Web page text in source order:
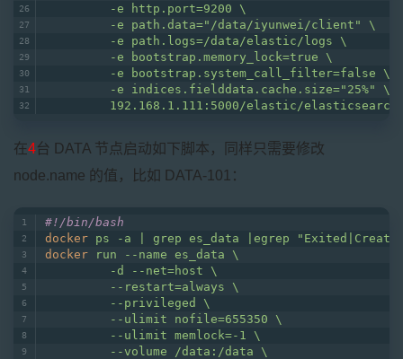
         -e http.port=9200 \
         -e path.data="/data/iyunwei/client" \
         -e path.logs=/data/elastic/logs \
         -e bootstrap.memory_lock=true \
         -e bootstrap.system_call_filter=false \
         -e indices.fielddata.cache.size="25%" \
192.168.1.111:5000/elastic/
在4台 DATA 节点启动如下脚本，同样只需要修改
node.name 的值，比如 DATA-101：
#!/bin/bash
docker ps -a | grep es_data |egrep
docker
run --name es_data \
         -d --net=host \
         --restart=always \
         --privileged \
         --ulimit nofile=655350 \
         --ulimit memlock=-1 \
         --volume /data:/data \